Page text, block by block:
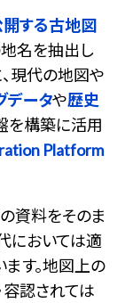
する古地図
名を抽出し
現代の地図や
データや歴史
を構築に活用
Platform
資料をそのま
においては適
す。地図上の
認されては